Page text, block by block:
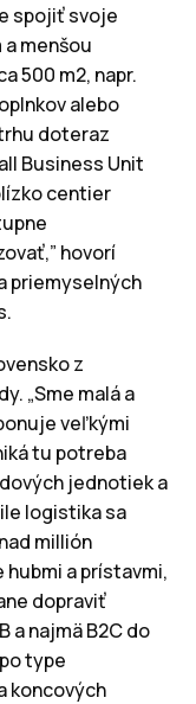
spojiť svoje
menšou
500 m2, napr.
alebo
doteraz
Business Unit
centier
hovorí
priemyselných
z
„Sme malá a
veľkými
tu potreba
jednotiek a
logistika sa
millión
a prístavmi,
dopraviť
a najmä B2C do
type
koncových